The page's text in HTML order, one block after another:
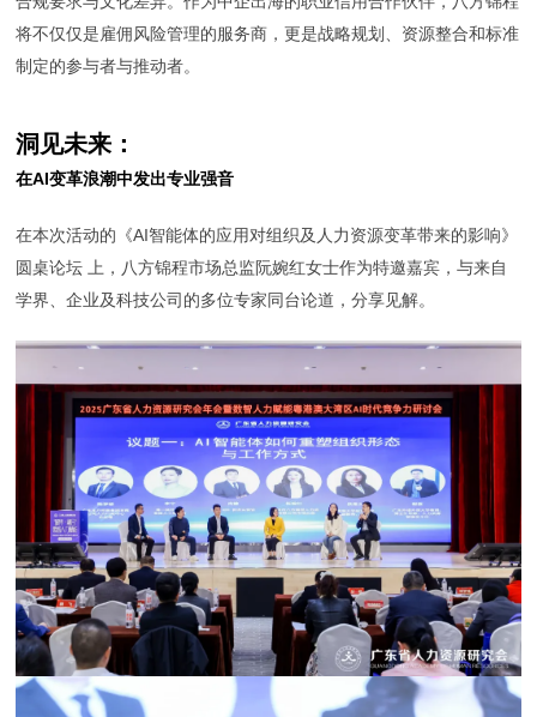
将不仅仅是雇佣风险管理的服务商，更是战略规划、资源整合和标准
制定的参与者与推动者。
洞见未来：
在AI变革浪潮中发出专业强音
在本次活动的《AI智能体的应用对组织及人力资源变革带来的影响》
圆桌论坛 上，八方锦程市场总监阮婉红女士作为特邀嘉宾，与来自
学界、企业及科技公司的多位专家同台论道，分享见解。